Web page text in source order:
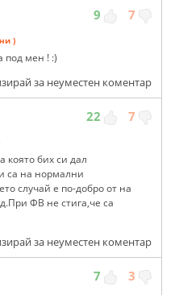
9 7
)
под мен ! :)
за неуместен коментар
22 7
която бих си дал
са на нормални
случай е по-добро от на
ФВ не стига,че са
за неуместен коментар
7 3